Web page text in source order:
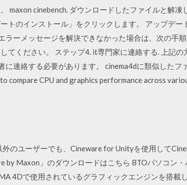
maxon cinebench. ダウンロードしたファイルと解
トのインストール」をクリックします。 アップデ
ラーメッセージを解決できなかった場合は、次の手
てください。 ステップ4. it専門家に連絡する. 上記
連絡する必要があります。 cinema4dに類似したフ
compare CPU and graphics performance across
のユーザーでも、Cineware for Unityを使用して
by Maxon」のダウンロードはこちら BTOパソコン
4Dで使用されているグラフィックエンジンを搭載